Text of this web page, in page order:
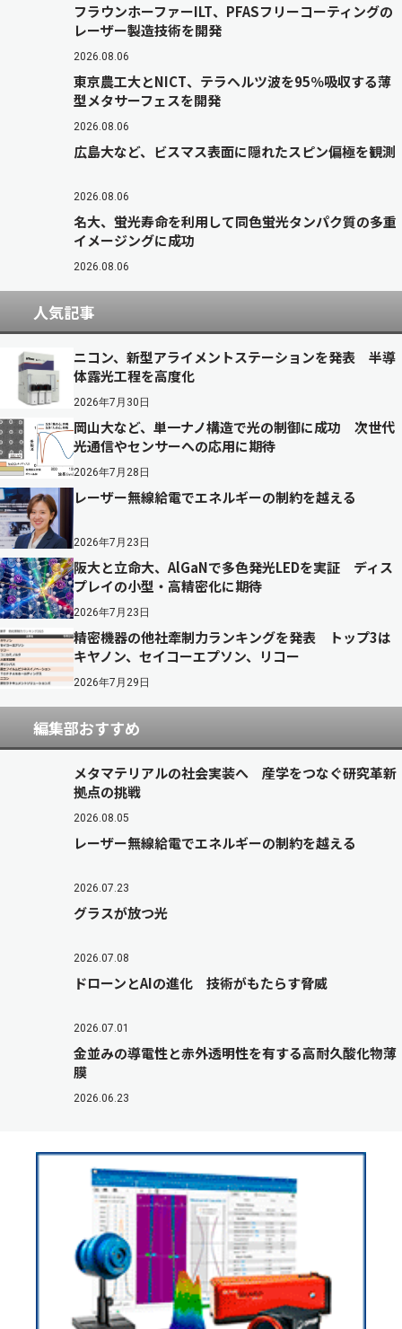
フラウンホーファーILT、PFASフリーコーティングの
レーザー製造技術を開発
2026.08.06
東京農工大とNICT、テラヘルツ波を95％吸収する薄
型メタサーフェスを開発
2026.08.06
広島大など、ビスマス表面に隠れたスピン偏極を観測
2026.08.06
名大、蛍光寿命を利用して同色蛍光タンパク質の多重
イメージングに成功
2026.08.06
人気記事
ニコン、新型アライメントステーションを発表 半導
体露光工程を高度化
2026年7月30日
岡山大など、単一ナノ構造で光の制御に成功 次世代
光通信やセンサーへの応用に期待
2026年7月28日
レーザー無線給電でエネルギーの制約を越える
2026年7月23日
阪大と立命大、AlGaNで多色発光LEDを実証 ディス
プレイの小型・高精密化に期待
2026年7月23日
精密機器の他社牽制力ランキングを発表 トップ3は
キヤノン、セイコーエプソン、リコー
2026年7月29日
編集部おすすめ
メタマテリアルの社会実装へ 産学をつなぐ研究革新
拠点の挑戦
2026.08.05
レーザー無線給電でエネルギーの制約を越える
2026.07.23
グラスが放つ光
2026.07.08
ドローンとAIの進化 技術がもたらす脅威
2026.07.01
金並みの導電性と赤外透明性を有する高耐久酸化物薄
膜
2026.06.23